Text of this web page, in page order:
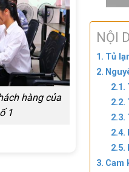
hàng của
1
NỘI
Tủ
Cam